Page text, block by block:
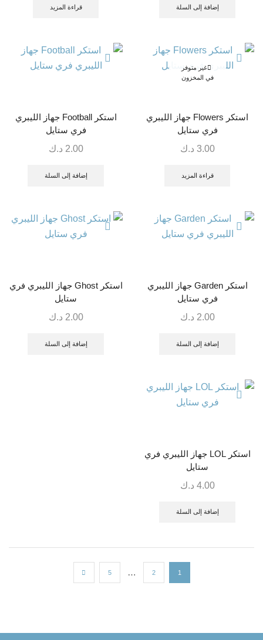
إضافة إلى السلة قراءة المزيد
غير متوفر
في المخزون
استكر Flowers جهاز الليبري
فري ستايل
3.00 د.ك
قراءة المزيد
استكر Football جهاز الليبري
فري ستايل
2.00 د.ك
إضافة إلى السلة
استكر Garden جهاز الليبري
فري ستايل
2.00 د.ك
إضافة إلى السلة
استكر Ghost جهاز الليبري فري
ستايل
2.00 د.ك
إضافة إلى السلة
استكر LOL جهاز الليبري فري
ستايل
4.00 د.ك
إضافة إلى السلة
1
2
…
5